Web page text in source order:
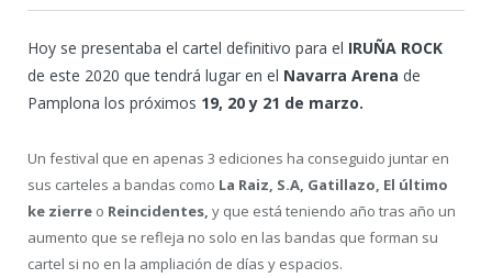
Hoy se presentaba el cartel definitivo para el IRUÑA ROCK
de este 2020 que tendrá lugar en el Navarra Arena de
Pamplona los próximos 19, 20 y 21 de marzo.
Un festival que en apenas 3 ediciones ha conseguido juntar en
sus carteles a bandas como La Raiz, S.A, Gatillazo, El último
ke zierre o Reincidentes, y que está teniendo año tras año un
aumento que se refleja no solo en las bandas que forman su
cartel si no en la ampliación de días y espacios.